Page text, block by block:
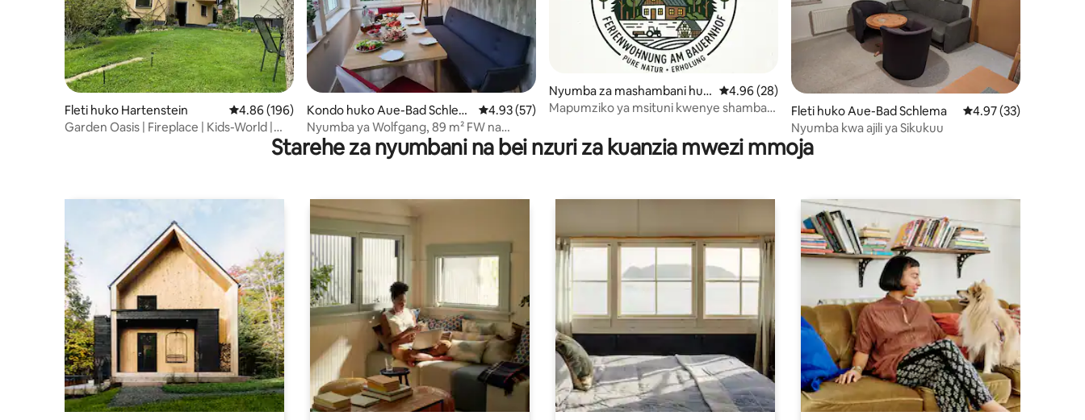
Fleti huko Hartenstein Ukadiriaji wa wastani wa 4.86 kati ya 5, tathmini 196
4.86 (196)
Garden Oasis | Fireplace | Kids-World |
Kondo huko Aue-Bad Schlem
a
Ukadiriaji wa wastani wa 4.93 kati ya 5, tathmini 57
4.93 (57)
Nyumba ya Wolfgang, 89 m² FW na
mahali pa moto na bustani
Nyumba za mashambani huk
o Schwarzenberg
Ukadiriaji wa wastani wa 4.96 kati ya 5, tathmini 28
4.96 (28)
Mapumziko ya msituni kwenye shamba,
Fleti huko Aue-Bad Schlema Ukadiriaji wa wastani
4.97 (33)
Nyumba kwa ajili ya Sikukuu
Starehe za nyumbani na bei nzuri za kuanzia mwezi mmoja